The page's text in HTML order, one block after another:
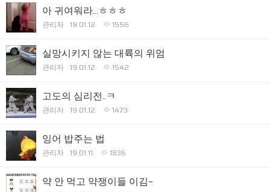
아 귀여워라...ㅎㅎㅎ
관리자 19.01.12. 1556
실망시키지 않는 대륙의 위엄
관리자 19.01.12. 1542
고도의 심리전..ㅋ
관리자 19.01.12. 1473
잉어 밥주는 법
관리자 19.01.11. 1836
약 안 먹고 약쟁이들 이김~